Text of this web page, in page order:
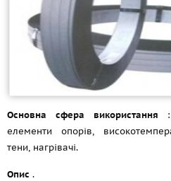
Основна сфера використання :
елементи опорів,
тени, нагрівачі.
Опис .